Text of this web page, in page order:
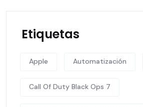
Etiquetas
Apple Automatización
Call Of Duty Black Ops 7